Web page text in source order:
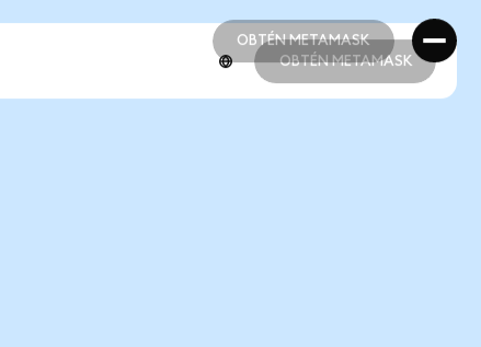
OBTÉN METAMASK
OBTÉN METAMASK
OBTÉN METAMASK